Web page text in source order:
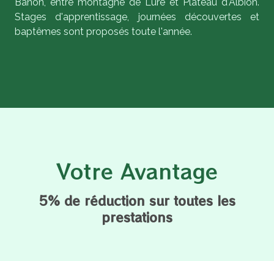
Stages d'apprentissage, journées découvertes et
baptêmes sont proposés toute l'année.
Votre Avantage
5% de réduction sur toutes les
prestations